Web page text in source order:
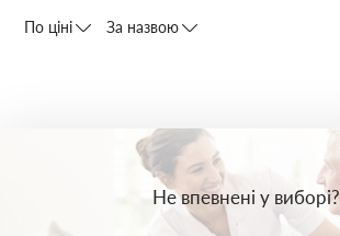
По ціні За назвою
Не впевнені у виборі?